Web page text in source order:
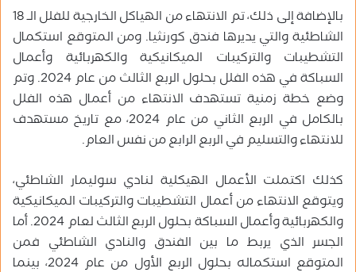
بالإضافة إلى ذلك، تم الانتهاء من الهياكل الخارجية للفلل الـ 18
الشاطئية والتي يديرها فندق كورنثيا. ومن المتوقع استكمال
التشطيبات والتركيبات الميكانيكية والكهربائية وأعمال
السباكة في هذه الفلل بحلول الربع الثالث من عام 2024. وتم
وضع خطة زمنية تستهدف الانتهاء من أعمال هذه الفلل
بالكامل في الربع الثاني من عام 2024، مع تاريخ مستهدف
للانتهاء والتسليم في الربع الرابع من نفس العام.
كذلك اكتملت الأعمال الهيكلية لنادي سوليمار الشاطئي،
ويتوقع الانتهاء من أعمال التشطيبات والتركيبات الميكانيكية
والكهربائية وأعمال السباكة بحلول الربع الثالث لعام 2024. أما
الجسر الذي يربط ما بين الفندق والنادي الشاطئي فمن
المتوقع استكماله بحلول الربع الأول من عام 2024، بينما